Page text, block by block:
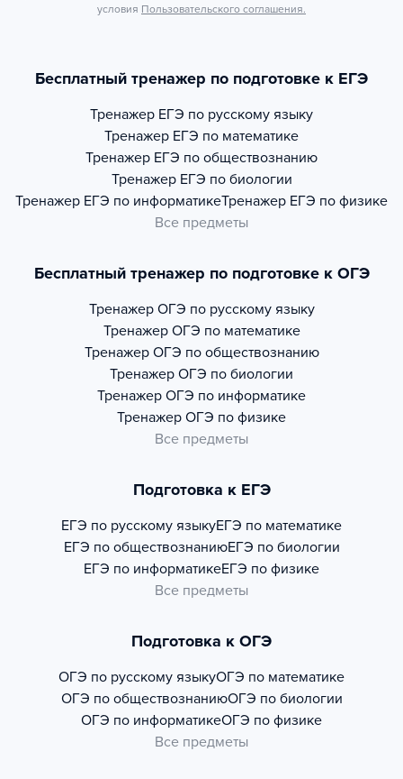
условия Пользовательского соглашения.
Бесплатный тренажер по подготовке к ЕГЭ
Тренажер ЕГЭ по русскому языку
Тренажер ЕГЭ по математике
Тренажер ЕГЭ по обществознанию
Тренажер ЕГЭ по биологии
Тренажер ЕГЭ по информатикеТренажер ЕГЭ по физике
Все предметы
Бесплатный тренажер по подготовке к ОГЭ
Тренажер ОГЭ по русскому языку
Тренажер ОГЭ по математике
Тренажер ОГЭ по обществознанию
Тренажер ОГЭ по биологии
Тренажер ОГЭ по информатике
Тренажер ОГЭ по физике
Все предметы
Подготовка к ЕГЭ
ЕГЭ по русскому языкуЕГЭ по математике
ЕГЭ по обществознаниюЕГЭ по биологии
ЕГЭ по информатикеЕГЭ по физике
Все предметы
Подготовка к ОГЭ
ОГЭ по русскому языкуОГЭ по математике
ОГЭ по обществознаниюОГЭ по биологии
ОГЭ по информатикеОГЭ по физике
Все предметы